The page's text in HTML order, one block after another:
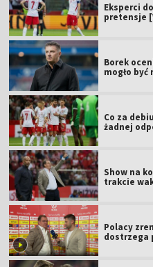
Eksperci
pretensje
Borek
mogło
Co za
żadnej
Show na
trakcie
Polacy
dostrzega